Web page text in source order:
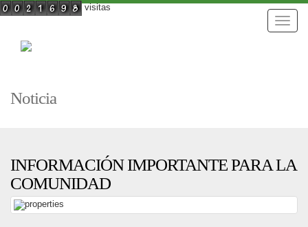
visitas
Toggle
Noticia
INFORMACIÓN IMPORTANTE PARA LA
COMUNIDAD